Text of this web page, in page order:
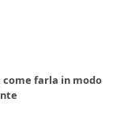
farla in modo